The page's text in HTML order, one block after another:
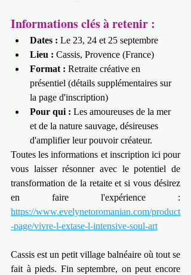
Informations clés à retenir :
Dates : Le 23, 24 et 25 septembre
Lieu : Cassis, Provence (France)
Format : Retraite créative en
présentiel (détails supplémentaires sur
la page d'inscription)
Pour qui : Les amoureuses de la mer
et de la nature sauvage, désireuses
d'amplifier leur pouvoir créateur.
Toutes les informations et inscription ici pour
vous laisser résonner avec le potentiel de
transformation de la retaite et si vous désirez
https://www.evelynetoromanian.com/product
-page/vivre-l-extase-l-intensive-soul-art
Cassis est un petit village balnéaire où tout se
fait à pieds. Fin septembre, on peut encore